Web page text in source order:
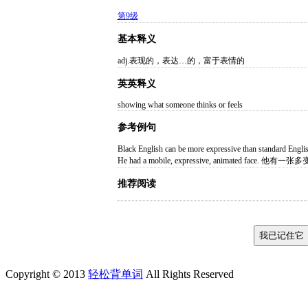
第9级
基本释义
adj.表现的，表达…的，富于表情的
英英释义
showing what someone thinks or feels
参考例句
Black English can be more expressive than standard
He had a mobile, expressive, animated face. 他有一张
推荐阅读
Copyright © 2013 轻松背单词 All Rights Reserved